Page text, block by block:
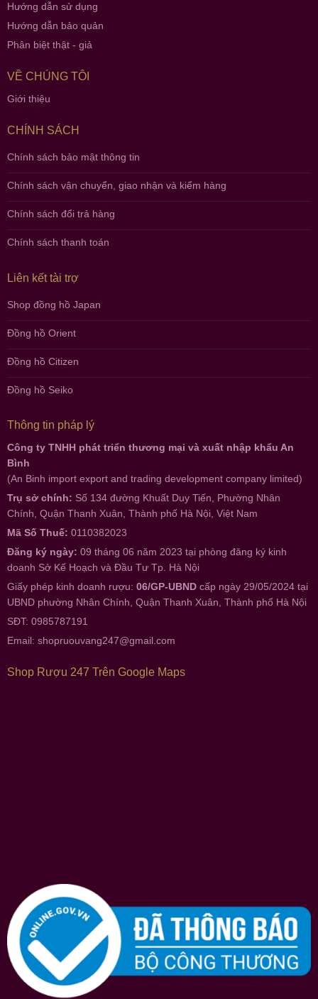
Hướng dẫn sử dụng
Hướng dẫn bảo quản
Phân biệt thật - giả
VỀ CHÚNG TÔI
Giới thiệu
CHÍNH SÁCH
Chính sách bảo mật thông tin
Chính sách vận chuyển, giao nhận và kiểm hàng
Chính sách đổi trả hàng
Chính sách thanh toán
Liên kết tài trợ
Shop đồng hồ Japan
Đồng hồ Orient
Đồng hồ Citizen
Đồng hồ Seiko
Thông tin pháp lý
Công ty TNHH phát triển thương mại và xuất nhập khẩu An
Bình
(An Binh import export and trading development company limited)
Trụ sở chính: Số 134 đường Khuất Duy Tiến, Phường Nhân
Chính, Quận Thanh Xuân, Thành phố Hà Nội, Việt Nam
Mã Số Thuế: 0110382023
Đăng ký ngày: 09 tháng 06 năm 2023 tại phòng đăng ký kinh
doanh Sở Kế Hoạch và Đầu Tư Tp. Hà Nội
Giấy phép kinh doanh rượu: 06/GP-UBND cấp ngày 29/05/2024 tại
UBND phường Nhân Chính, Quận Thanh Xuân, Thành phố Hà Nội
SĐT: 0985787191
Email: shopruouvang247@gmail.com
Shop Rượu 247 Trên Google Maps